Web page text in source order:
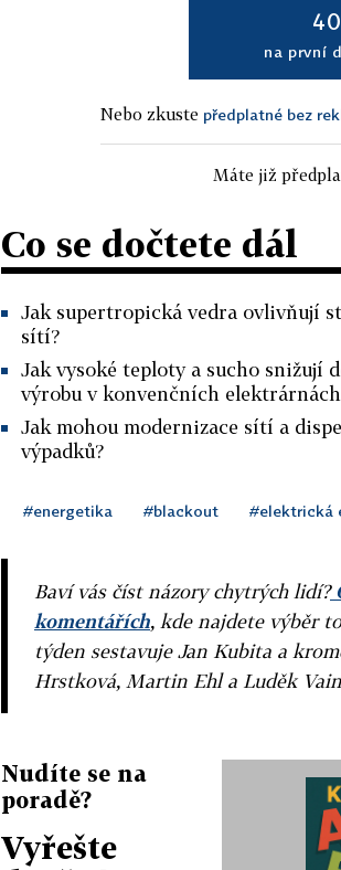
na první
Nebo zkuste předplatné bez
Máte již
Co se dočtete dál
Jak supertropická vedra ovlivňují
sítí?
Jak vysoké teploty a sucho snižují
výrobu v konvenčních
Jak mohou modernizace sítí a
výpadků?
#energetika #blackout #elektrická
Baví vás číst názory chytrých lidí?
komentářích, kde najdete výběr
týden sestavuje Jan Kubita a
Hrstková, Martin Ehl a Luděk
Nudíte se na
poradě?
Vyřešte